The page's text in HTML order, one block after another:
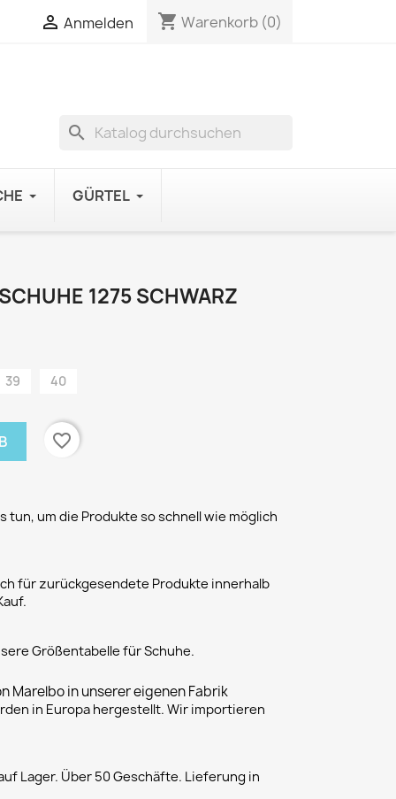
 Anmelden shopping_cart Warenkorb (0)
search
GÜRTEL
1275 SCHWARZ
39 40
favorite_border
tun, um die Produkte so schnell wie möglich
für zurückgesendete Produkte innerhalb
Größentabelle für Schuhe.
Marelbo in unserer eigenen Fabrik
in Europa hergestellt. Wir importieren
Lager. Über 50 Geschäfte. Lieferung in